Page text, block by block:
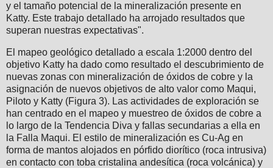
y el tamaño potencial de la mineralización presente en
Katty. Este trabajo detallado ha arrojado resultados que
superan nuestras expectativas".
El mapeo geológico detallado a escala 1:2000 dentro del
objetivo Katty ha dado como resultado el descubrimiento de
nuevas zonas con mineralización de óxidos de cobre y la
asignación de nuevos objetivos de alto valor como Maqui,
Piloto y Katty (Figura 3). Las actividades de exploración se
han centrado en el mapeo y muestreo de óxidos de cobre a
lo largo de la Tendencia Diva y fallas secundarias a ella en
la Falla Maqui. El estilo de mineralización es Cu-Ag en
forma de mantos alojados en pórfido diorítico (roca intrusiva)
en contacto con toba cristalina andesítica (roca volcánica) y